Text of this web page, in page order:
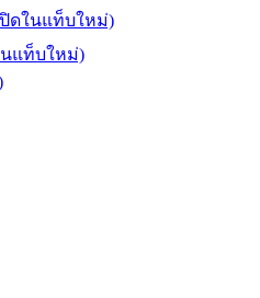
ปิดในแท็บใหม่)
นแท็บใหม่)